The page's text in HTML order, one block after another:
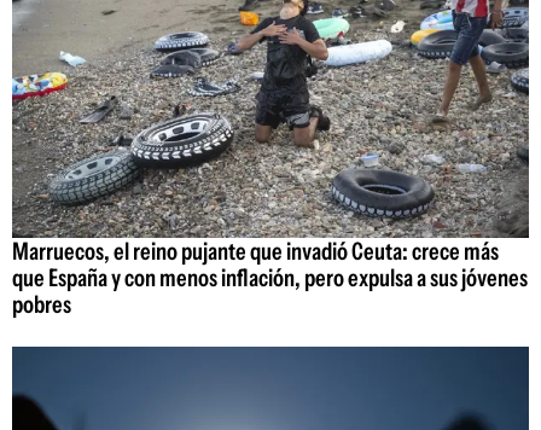
Marruecos, el reino pujante que invadió Ceuta: crece más
que España y con menos inflación, pero expulsa a sus jóvenes
pobres